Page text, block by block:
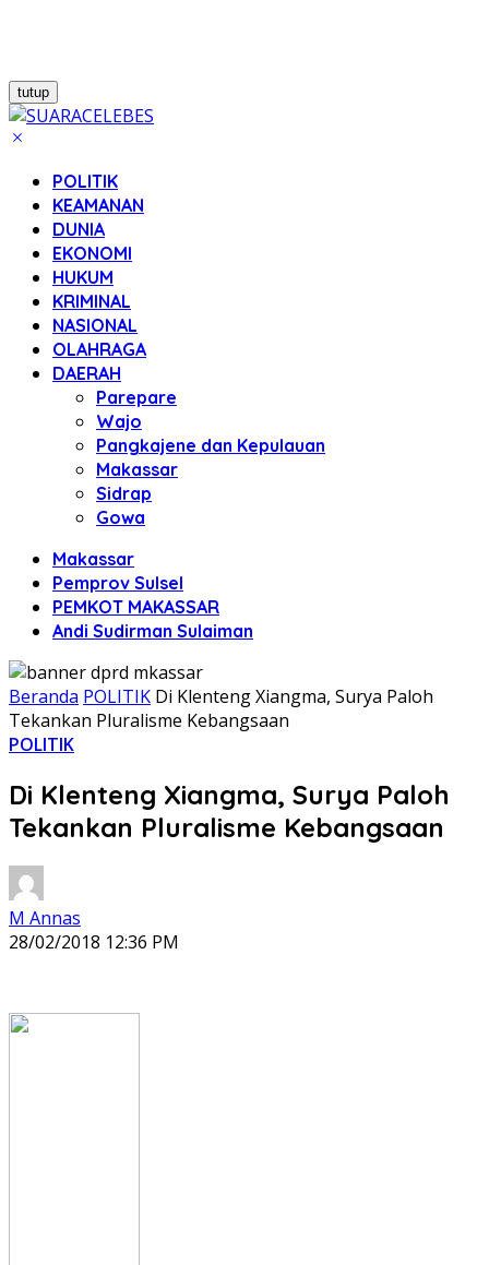
tutup
POLITIK
KEAMANAN
DUNIA
EKONOMI
HUKUM
KRIMINAL
NASIONAL
OLAHRAGA
DAERAH
Parepare
Wajo
Pangkajene dan Kepulauan
Makassar
Sidrap
Gowa
Makassar
Pemprov Sulsel
PEMKOT MAKASSAR
Andi Sudirman Sulaiman
Beranda POLITIK Di Klenteng Xiangma, Surya Paloh
Tekankan Pluralisme Kebangsaan
POLITIK
Di Klenteng Xiangma, Surya Paloh
Tekankan Pluralisme Kebangsaan
M Annas
28/02/2018 12:36 PM